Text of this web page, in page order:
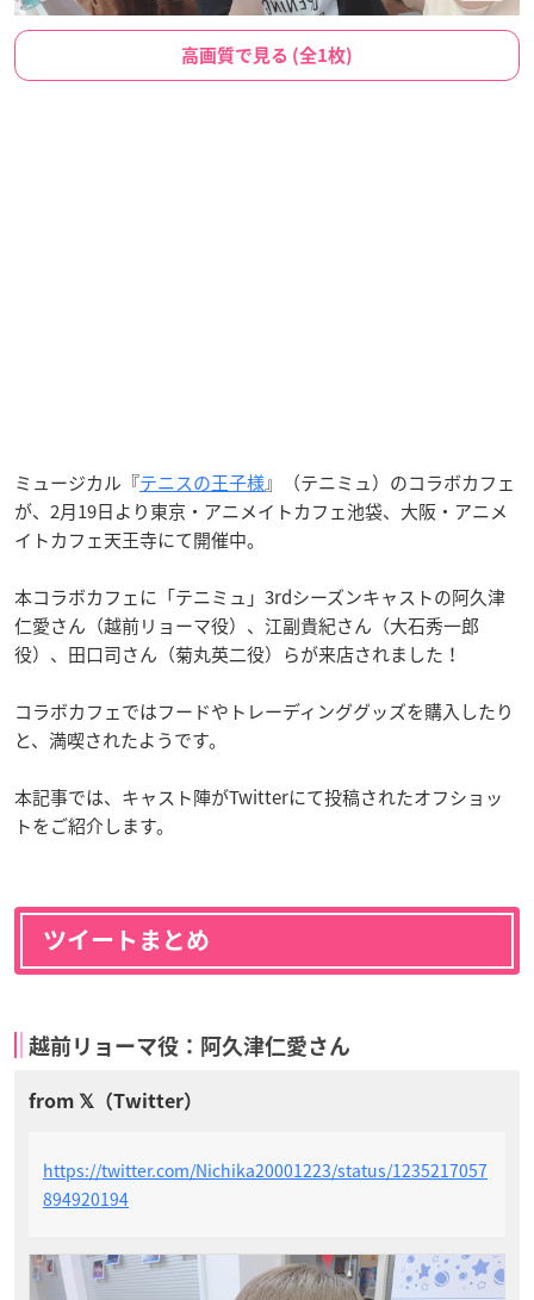
高画質で見る (全1枚)
ミュージカル『テニスの王子様』（テニミュ）のコラボカフェ
が、2月19日より東京・アニメイトカフェ池袋、大阪・アニメ
イトカフェ天王寺にて開催中。
本コラボカフェに「テニミュ」3rdシーズンキャストの阿久津
仁愛さん（越前リョーマ役）、江副貴紀さん（大石秀一郎
役）、田口司さん（菊丸英二役）らが来店されました！
コラボカフェではフードやトレーディンググッズを購入したり
と、満喫されたようです。
本記事では、キャスト陣がTwitterにて投稿されたオフショッ
トをご紹介します。
ツイートまとめ
越前リョーマ役：阿久津仁愛さん
https://twitter.com/Nichika20001223/status/1235217057
894920194